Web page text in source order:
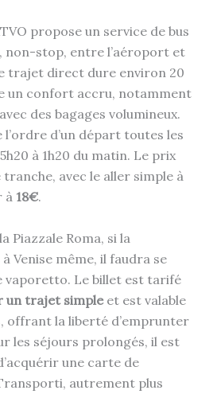
propose un service de bus
non-stop, entre l’aéroport et
trajet direct dure environ 20
un confort accru, notamment
des bagages volumineux.
d’un départ toutes les
à 1h20 du matin. Le prix
avec le aller simple à
à 18€.
Piazzale Roma, si la
Venise même, il faudra se
vaporetto. Le billet est tarifé
un trajet simpleet est valable
offrant la liberté d’emprunter
les séjours prolongés, il est
une carte de
autrement plus